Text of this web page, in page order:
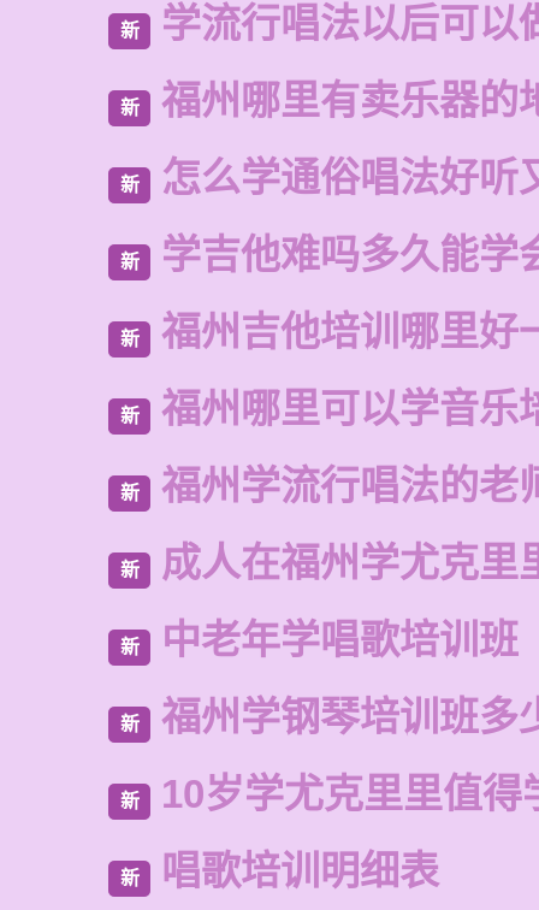
新 学流行唱法以后可以
新 福州哪里有卖乐器的
新 怎么学通俗唱法好听
新 学吉他难吗多久能学
新 福州吉他培训哪里好
新 福州哪里可以学音乐
新 福州学流行唱法的老
新 成人在福州学尤克里
新 中老年学唱歌培训班
新 福州学钢琴培训班多
新 10岁学尤克里里值得
新 唱歌培训明细表